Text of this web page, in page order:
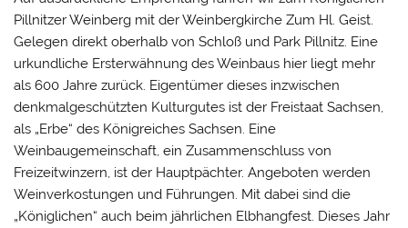
Pillnitzer Weinberg mit der Weinbergkirche Zum Hl. Geist.
Gelegen direkt oberhalb von Schloß und Park Pillnitz. Eine
urkundliche Ersterwähnung des Weinbaus hier liegt mehr
als 600 Jahre zurück. Eigentümer dieses inzwischen
denkmalgeschützten Kulturgutes ist der Freistaat Sachsen,
als „Erbe“ des Königreiches Sachsen. Eine
Weinbaugemeinschaft, ein Zusammenschluss von
Freizeitwinzern, ist der Hauptpächter. Angeboten werden
Weinverkostungen und Führungen. Mit dabei sind die
„Königlichen“ auch beim jährlichen Elbhangfest. Dieses Jahr